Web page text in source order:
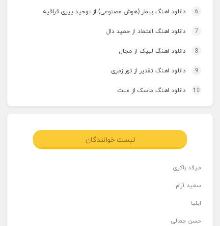
6 دانلود اهنگ بیمار (هوش مصنوعی) از توحید پیری قراقیه
7 دانلود اهنگ اعتماد از حمید دال
8 دانلود اهنگ لبیک از مجال
9 دانلود اهنگ تقدیر از تور زمری
10 دانلود اهنگ ماسک از میث
لیست خوانندگان
میلاد باکری
سعید آرام
ایلیا
حسن جمالی